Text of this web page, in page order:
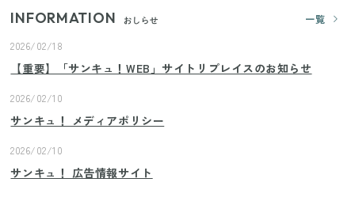
INFORMATION おしらせ
一覧
2026/02/18
【重要】「サンキュ！WEB」サイトリプレイスのお知らせ
2026/02/10
サンキュ！ メディアポリシー
2026/02/10
サンキュ！ 広告情報サイト